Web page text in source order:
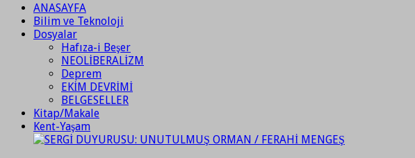
ANASAYFA
Bilim ve Teknoloji
Dosyalar
Hafıza-i Beşer
NEOLİBERALİZM
Deprem
EKİM DEVRİMİ
BELGESELLER
Kitap/Makale
Kent-Yaşam